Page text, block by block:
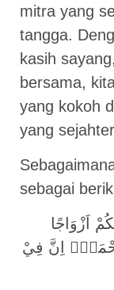
mitra yang
tangga.
kasih
bersama,
yang kokoh
yang
sebagai
اَزْوَاجًا
وَّرَحْمَةًۗ اِنَّ فِيْ